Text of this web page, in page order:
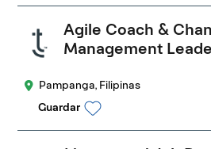
Agile Coach &
Management
Pampanga, Filipinas
Guardar